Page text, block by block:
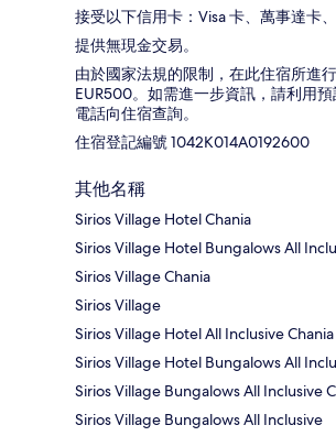
接受以下信用卡：Visa 卡、萬事達卡
提供無現金交易。
由於國家法規的限制，在此住宿所進
EUR500。如需進一步資訊，請利用
電話向住宿查詢。
住宿登記編號 1042K014A0192600
其他名稱
Sirios Village Hotel Chania
Sirios Village Hotel Bungalows All
Sirios Village Chania
Sirios Village
Sirios Village Hotel All Inclusive Chania
Sirios Village Hotel Bungalows All
Sirios Village Bungalows All Inclusive
Sirios Village Bungalows All Inclusive